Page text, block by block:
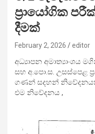
ප්‍රායෝගික
දීමක්
February 2, 2026 editor
අධ්‍යාපන අමාත්‍යාංශය
සහ අ.පො.ස. උසස්පෙළ
ගණන් සදහන්
එම නිවේදනය ,